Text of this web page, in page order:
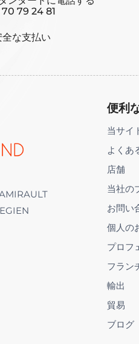
79 24 81
な支払い
便利
当サイ
よくあ
店舗
当社の
お問い
個人の
プロフ
フラン
輸出
貿易
ブログ